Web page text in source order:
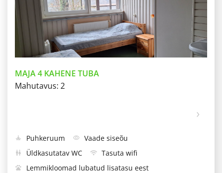
MAJA 4 KAHENE TUBA
Mahutavus: 2
self_improvement Puhkeruum visibility Vaade siseõu
wc Üldkasutatav WC wifi Tasuta wifi
pets Lemmikloomad lubatud lisatasu eest